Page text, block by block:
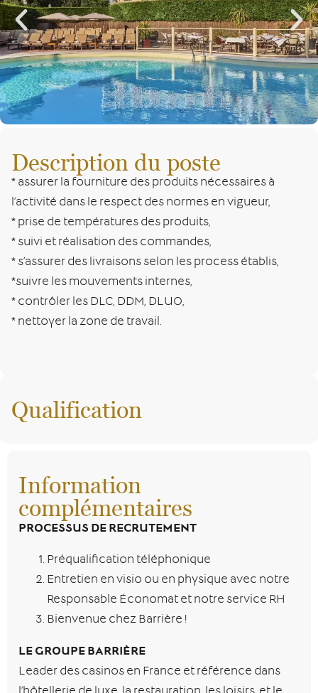
Description du poste
* assurer la fourniture des produits nécessaires à
l’activité dans le respect des normes en vigueur,
* prise de températures des produits,
* suivi et réalisation des commandes,
* s’assurer des livraisons selon les process établis,
*suivre les mouvements internes,
* contrôler les DLC, DDM, DLUO,
* nettoyer la zone de travail.
Qualification
Information
complémentaires
PROCESSUS DE RECRUTEMENT
Préqualification téléphonique
Entretien en visio ou en physique avec notre
Responsable Économat et notre service RH
Bienvenue chez Barrière !
LE GROUPE BARRIÈRE
Leader des casinos en France et référence dans